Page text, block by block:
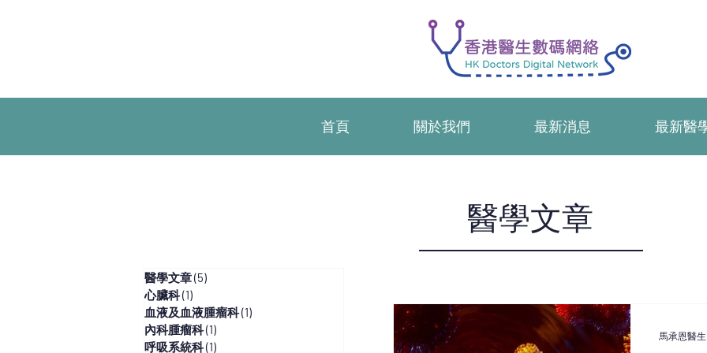
首頁 關於我們 最新消息 最新醫
​醫學文章
醫學文章(5)
心臟科(1)
血液及血液腫瘤科(1)
內科腫瘤科(1)
呼吸系統科(1)
馬承恩醫生